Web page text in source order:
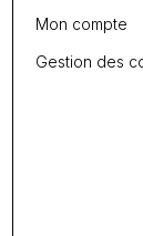
Mon compte
Gestion des